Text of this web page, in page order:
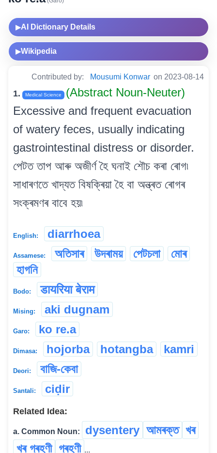
▶AI Dictionary Details
▶Wikipedia
Contributed by: Mousumi Konwar on 2023-08-14
1. Medical Science
(Abstract Noun-Neuter)
Excessive and frequent evacuation
of watery feces, usually indicating
gastrointestinal distress or disorder.
পেটত তাপ আৰু অজীৰ্ণ হৈ ঘনাই শৌচ কৰা ৰোগ৷
সাধাৰণতে খাদ্যত বিষক্ৰিয়া হৈ বা অন্ত্ৰত ৰোগৰ
সংক্ৰমণৰ বাবে হয়৷
English: diarrhoea
Assamese: অতিসাৰ উদৰাময় পেটচলা
মোৰ
হাগনি
Bodo: डायरिया बेराम
Mising: aki dugnam
Garo: ko re.a
Dimasa: hojorba hotangba kamri
Deori: বাজি-কেবা
Santali: ciḍir
Related Idea:
a. Common Noun: dysentery আমৰক্ত খৰ
খৰ গ্ৰহণী গ্ৰহণী ...